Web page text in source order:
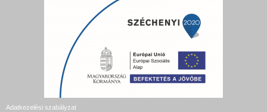
Adatkezelési szabályzat